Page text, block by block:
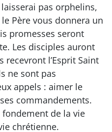
pas orphelins,
Père vous donnera un
promesses seront
Les disciples auront
recevront l’Esprit Saint
ne sont pas
appels : aimer le
commandements.
fondement de la vie
chrétienne.